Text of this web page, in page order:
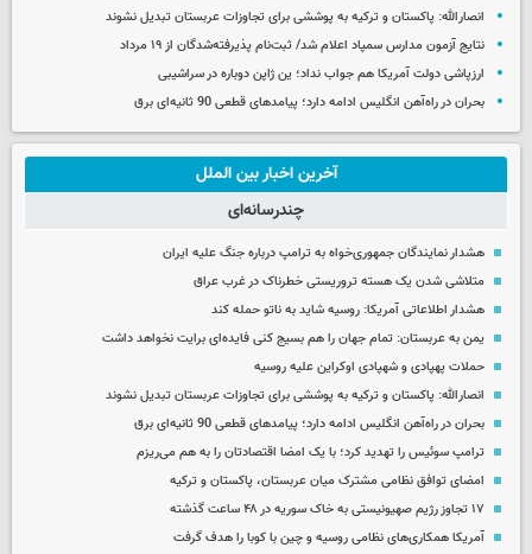
انصارالله: پاکستان و ترکیه به پوششی برای تجاوزات عربستان تبدیل نشوند
نتایج آزمون مدارس سمپاد اعلام شد/ ثبت‌نام پذیرفته‌شدگان از ۱۹ مرداد
ارزپاشی دولت آمریکا هم جواب نداد؛ ین ژاپن دوباره در سراشیبی
بحران در راه‌آهن انگلیس ادامه دارد؛ پیامدهای قطعی 90 ثانیه‌ای برق
آخرین اخبار بین الملل
چندرسانه‌ای
هشدار نمایندگان جمهوری‌خواه به ترامپ درباره جنگ علیه ایران
متلاشی شدن یک هسته تروریستی خطرناک در غرب عراق
هشدار اطلاعاتی آمریکا: روسیه شاید به ناتو حمله کند
یمن به عربستان: تمام جهان را هم بسیج کنی فایده‌ای برایت نخواهد داشت
حملات پهپادی و شهپادی اوکراین علیه روسیه
انصارالله: پاکستان و ترکیه به پوششی برای تجاوزات عربستان تبدیل نشوند
بحران در راه‌آهن انگلیس ادامه دارد؛ پیامدهای قطعی 90 ثانیه‌ای برق
ترامپ سوئیس را تهدید کرد؛ با یک امضا اقتصادتان را به هم می‌ریزم
امضای توافق نظامی مشترک میان عربستان، پاکستان و ترکیه
۱۷ تجاوز رژیم صهیونیستی به خاک سوریه در ۴۸ ساعت گذشته
آمریکا همکاری‌های نظامی روسیه و چین با کوبا را هدف گرفت